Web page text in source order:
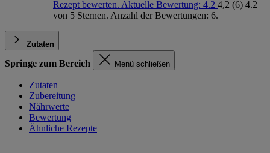
Rezept bewerten. Aktuelle Bewertung: 4.2 4,2 (6) 4.2
von 5 Sternen. Anzahl der Bewertungen: 6.
Zutaten
Springe zum Bereich Menü schließen
Zutaten
Zubereitung
Nährwerte
Bewertung
Ähnliche Rezepte